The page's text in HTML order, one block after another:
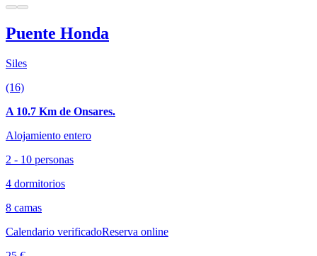
Puente Honda
Siles
(16)
A 10.7 Km de Onsares.
Alojamiento entero
2 - 10 personas
4 dormitorios
8 camas
Calendario verificadoReserva online